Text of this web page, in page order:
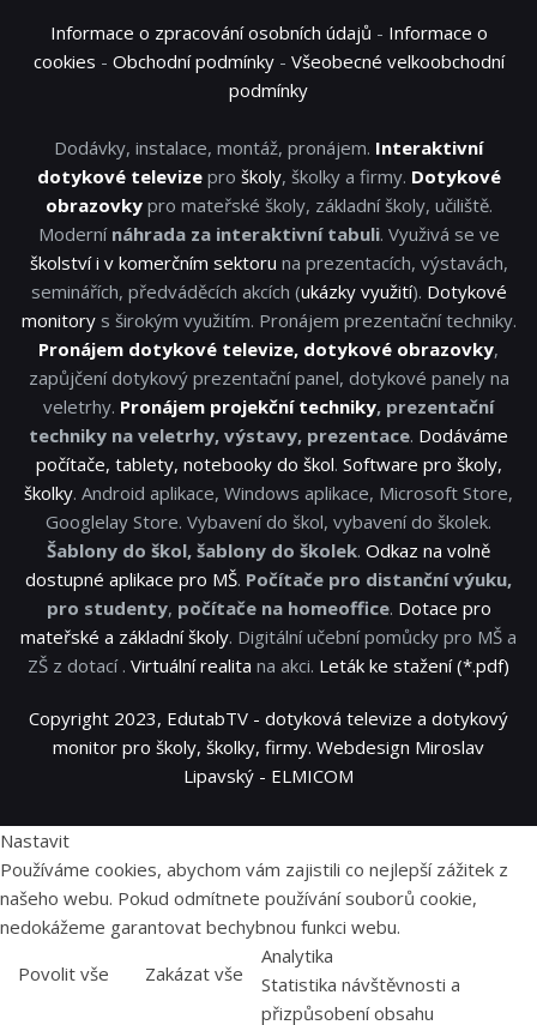
Informace o zpracování osobních údajů - Informace o
cookies - Obchodní podmínky- Všeobecné velkoobchodní
podmínky
Dodávky, instalace, montáž, pronájem. Interaktivní
dotykové televizepro školy, školky a firmy. Dotykové
obrazovkypro mateřské školy, základní školy, učiliště.
Moderní náhrada za interaktivní tabuli. Využivá se ve
školství i v komerčním sektoru na prezentacích, výstavách,
seminářích, předváděcích akcích (ukázky využití). Dotykové
monitorys širokým využitím. Pronájem prezentační techniky.
Pronájem dotykové televize, dotykové obrazovky,
zapůjčení dotykový prezentační panel, dotykové panely na
veletrhy. Pronájem projekční techniky, prezentační
techniky na veletrhy, výstavy, prezentace. Dodáváme
počítače, tablety, notebooky do škol. Software pro školy,
školky. Android aplikace, Windows aplikace, Microsoft Store,
Googlelay Store. Vybavení do škol, vybavení do školek.
Šablony do škol, šablony do školek. Odkaz na volně
dostupné aplikace pro MŠ. Počítače pro distanční výuku,
pro studenty, počítače na homeoffice. Dotace pro
mateřské a základní školy. Digitální učební pomůcky pro MŠ a
ZŠ z dotací . Virtuální realita na akci. Leták ke stažení (*.pdf)
Copyright 2023, EdutabTV - dotyková televize a dotykový
monitor pro školy, školky, firmy. Webdesign Miroslav
Lipavský - ELMICOM
Nastavit
Používáme cookies, abychom vám zajistili co nejlepší zážitek z
našeho webu. Pokud odmítnete používání souborů cookie,
nedokážeme garantovat bechybnou funkci webu.
Povolit vše
Zakázat vše
Analytika
Statistika návštěvnosti a
přizpůsobení obsahu